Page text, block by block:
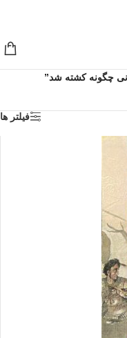
چگونه کشته شد”
فیلتر ها